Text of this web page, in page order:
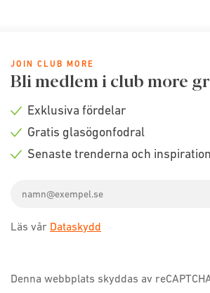
JOIN CLUB MORE
Bli medlem i club more
Check
Exklusiva fördelar
Check
Gratis glasögonfodral
Senaste trenderna och inspiration
address
Läs vår Dataskydd
Denna webbplats skyddas av